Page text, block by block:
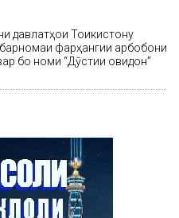
давлатҳои Тоҷикистону
фарҳангии арбобони
бо номи “Дӯстии ҷовидон”